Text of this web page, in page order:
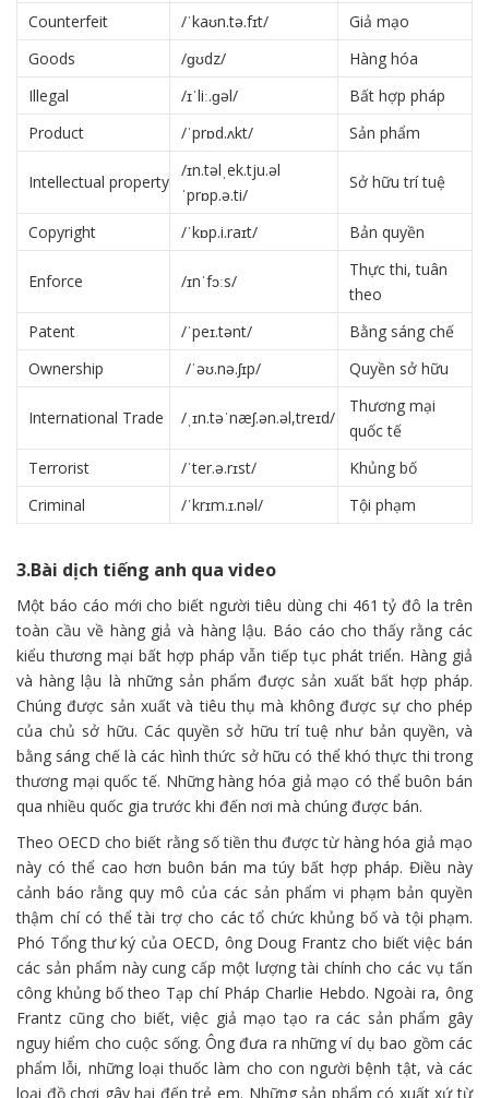
Counterfeit
/ˈkaʊn.tə.fɪt/
Giả mạo
Goods
/ɡʊdz/
Hàng hóa
Illegal
/ɪˈliː.ɡəl/
Bất hợp pháp
Product
/ˈprɒd.ʌkt/ Sản phẩm
Intellectual property
/ɪn.təlˌek.tju.əl
ˈprɒp.ə.ti/
Sở hữu trí tuệ
Copyright /ˈkɒp.i.raɪt/ Bản quyền
Enforce /ɪnˈfɔːs/
Thực thi, tuân
theo
Patent
/ˈpeɪ.tənt/
Bằng sáng chế
Ownership
/ˈəʊ.nə.ʃɪp/ Quyền sở hữu
International Trade /ˌɪn.təˈnæʃ.ən.əl,treɪd/
Thương mại
quốc tế
Terrorist
/ˈter.ə.rɪst/
Khủng bố
Criminal
/ˈkrɪm.ɪ.nəl/ Tội phạm
3.Bài dịch tiếng anh qua video
Một báo cáo mới cho biết người tiêu dùng chi 461 tỷ đô la trên
toàn cầu về hàng giả và hàng lậu. Báo cáo cho thấy rằng các
kiểu thương mại bất hợp pháp vẫn tiếp tục phát triển. Hàng giả
và hàng lậu là những sản phẩm được sản xuất bất hợp pháp.
Chúng được sản xuất và tiêu thụ mà không được sự cho phép
của chủ sở hữu. Các quyền sở hữu trí tuệ như bản quyền, và
bằng sáng chế là các hình thức sở hữu có thể khó thực thi trong
thương mại quốc tế. Những hàng hóa giả mạo có thể buôn bán
qua nhiều quốc gia trước khi đến nơi mà chúng được bán.
Theo OECD cho biết rằng số tiền thu được từ hàng hóa giả mạo
này có thể cao hơn buôn bán ma túy bất hợp pháp. Điều này
cảnh báo rằng quy mô của các sản phẩm vi phạm bản quyền
thậm chí có thể tài trợ cho các tổ chức khủng bố và tội phạm.
Phó Tổng thư ký của OECD, ông Doug Frantz cho biết việc bán
các sản phẩm này cung cấp một lượng tài chính cho các vụ tấn
công khủng bố theo Tạp chí Pháp Charlie Hebdo. Ngoài ra, ông
Frantz cũng cho biết, việc giả mạo tạo ra các sản phẩm gây
nguy hiểm cho cuộc sống. Ông đưa ra những ví dụ bao gồm các
phẩm lỗi, những loại thuốc làm cho con người bệnh tật, và các
loại đồ chơi gây hại đến trẻ em. Những sản phẩm có xuất xứ từ